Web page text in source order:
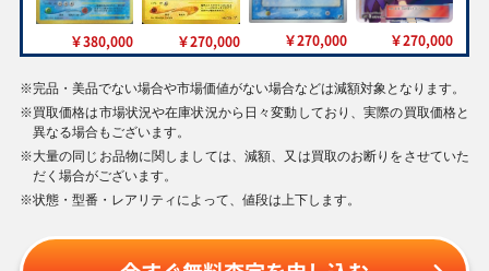
￥380,000
ひかるギャラドス
No.130 SR
￥270,000
ひかるライチュウ
No.026 SR
￥270,000
スイクン☆ PCG4
￥270,000
アセロラ SM2+
※完品・美品でない場合や市場価値がない場合などは減額対象となります。
※買取価格は市場状況や在庫状況から日々変動しており、実際の買取価格と
異なる場合もございます。
※大量の同じお品物に関しましては、減額、又は買取のお断りをさせていた
だく場合がございます。
※状態・型番・レアリティによって、値段は上下します。